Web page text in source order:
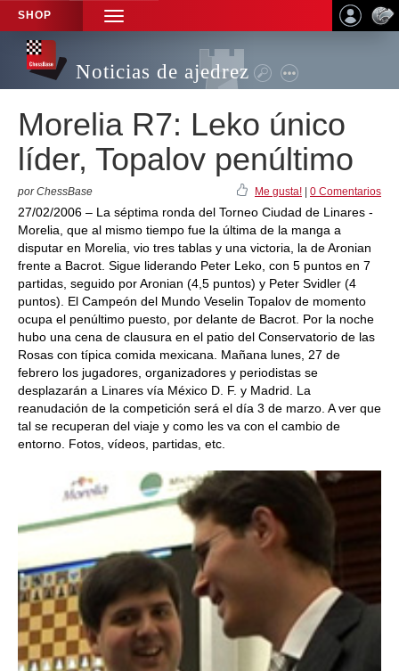
SHOP
TOGGLE
NAVIGATION
Noticias de ajedrez
Morelia R7: Leko único
líder, Topalov penúltimo
por ChessBase Me gusta! 0 Comentarios
27/02/2006 – La séptima ronda del Torneo Ciudad de Linares -
Morelia, que al mismo tiempo fue la última de la manga a
disputar en Morelia, vio tres tablas y una victoria, la de Aronian
frente a Bacrot. Sigue liderando Peter Leko, con 5 puntos en 7
partidas, seguido por Aronian (4,5 puntos) y Peter Svidler (4
puntos). El Campeón del Mundo Veselin Topalov de momento
ocupa el penúltimo puesto, por delante de Bacrot. Por la noche
hubo una cena de clausura en el patio del Conservatorio de las
Rosas con típica comida mexicana. Mañana lunes, 27 de
febrero los jugadores, organizadores y periodistas se
desplazarán a Linares vía México D. F. y Madrid. La
reanudación de la competición será el día 3 de marzo. A ver que
tal se recuperan del viaje y como les va con el cambio de
entorno. Fotos, vídeos, partidas, etc.